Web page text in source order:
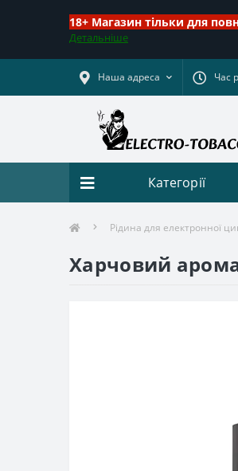
18+ Магазин тільки для
Детальніше
Наша адреса Час
Категорії
Рідина для електронної
Харчовий